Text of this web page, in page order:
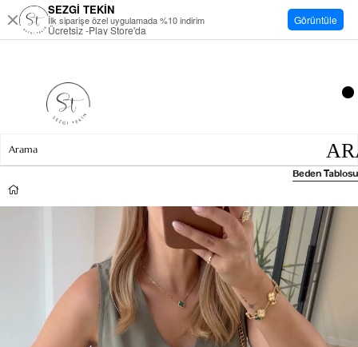
Beden Tablosu
SEZGİ TEKİN
İlk siparişe özel uygulamada %10 indirim
Ücretsiz -Play Store'da
Görüntüle